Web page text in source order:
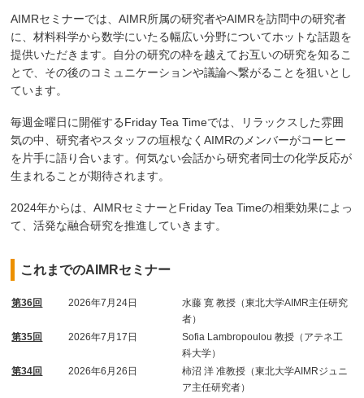
AIMRセミナーでは、AIMR所属の研究者やAIMRを訪問中の研究者
に、材料科学から数学にいたる幅広い分野についてホットな話題を
提供いただきます。自分の研究の枠を越えてお互いの研究を知るこ
とで、その後のコミュニケーションや議論へ繋がることを狙いとし
ています。
毎週金曜日に開催するFriday Tea Timeでは、リラックスした雰囲
気の中、研究者やスタッフの垣根なくAIMRのメンバーがコーヒー
を片手に語り合います。何気ない会話から研究者同士の化学反応が
生まれることが期待されます。
2024年からは、AIMRセミナーとFriday Tea Timeの相乗効果によっ
て、活発な融合研究を推進していきます。
これまでのAIMRセミナー
第36回 2026年7月24日
水藤 寛 教授（東北大学AIMR主任研究
者）
第35回
2026年7月17日
Sofia Lambropoulou 教授（アテネ工
科大学）
第34回
2026年6月26日
柿沼 洋 准教授（東北大学AIMRジュニ
ア主任研究者）